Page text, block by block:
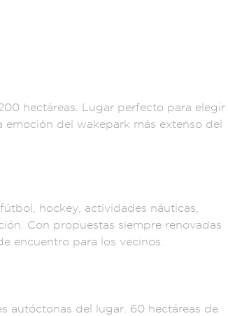
hectáreas. Lugar perfecto para elegir
emoción del wakepark más extenso de
hockey, actividades náuticas,
ón. Con propuestas siempre renovadas
encuentro para los vecinos.
autóctonas del lugar. 60 hectáreas de